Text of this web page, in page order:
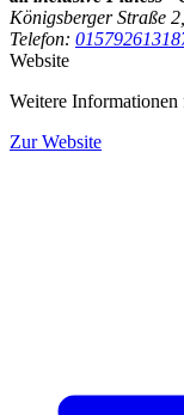
Königsberger Straße
Telefon:
Website
Weitere Informationen
Zur Website